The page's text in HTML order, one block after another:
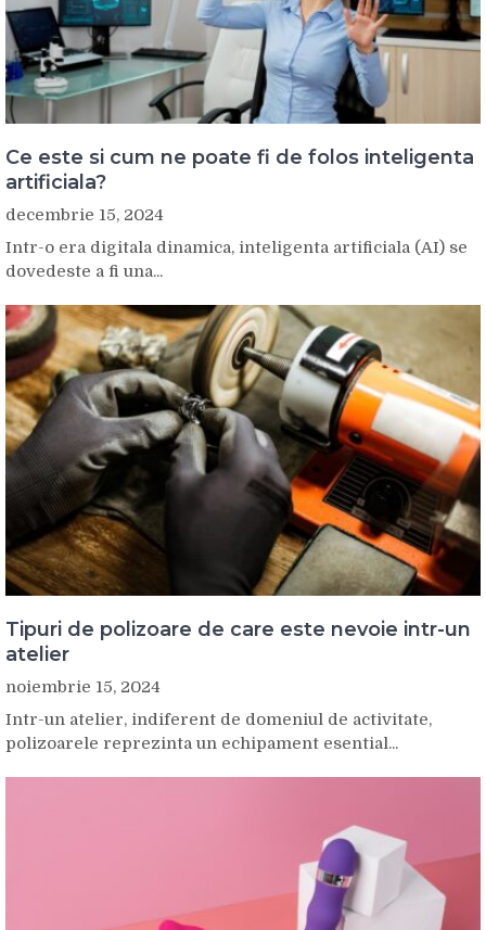
Ce este si cum ne poate fi de folos inteligenta
artificiala?
decembrie 15, 2024
Intr-o era digitala dinamica, inteligenta artificiala (AI) se
dovedeste a fi una...
Tipuri de polizoare de care este nevoie intr-un
atelier
noiembrie 15, 2024
Intr-un atelier, indiferent de domeniul de activitate,
polizoarele reprezinta un echipament esential...